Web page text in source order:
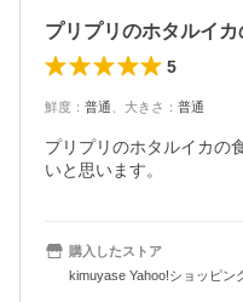
5
鮮度 ： 普通 大きさ ： 普通
プリプリのホタルイカの
いと思います。
購入したストア
kimuyase Yahoo!ショッピン